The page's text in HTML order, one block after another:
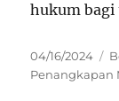
hukum
Posted
on
04/16/2024
Penangkapan